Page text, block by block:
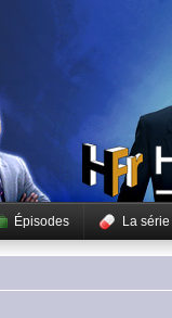
Épisodes La série